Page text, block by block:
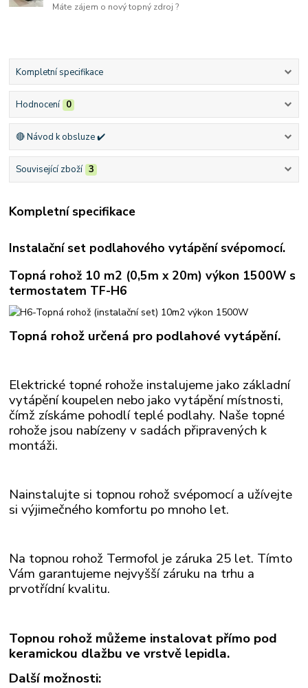
Máte zájem o nový topný zdroj ?
Kompletní specifikace
Hodnocení 0
🔴 Návod k obsluze ✔️
Související zboží 3
Kompletní specifikace
Instalační set podlahového vytápění svépomocí.
Topná rohož 10 m2 (0,5m x 20m) výkon 1500W s
termostatem TF-H6
Topná rohož určená pro podlahové vytápění.
Elektrické topné rohože instalujeme jako základní
vytápění koupelen nebo jako vytápění místnosti,
čímž získáme pohodlí teplé podlahy. Naše topné
rohože jsou nabízeny v sadách připravených k
montáži.
Nainstalujte si topnou rohož svépomocí a užívejte
si výjimečného komfortu po mnoho let.
Na topnou rohož Termofol je záruka 25 let. Tímto
Vám garantujeme nejvyšší záruku na trhu a
prvotřídní kvalitu.
Topnou rohož můžeme instalovat přímo pod
keramickou dlažbu ve vrstvě lepidla.
Další možnosti: